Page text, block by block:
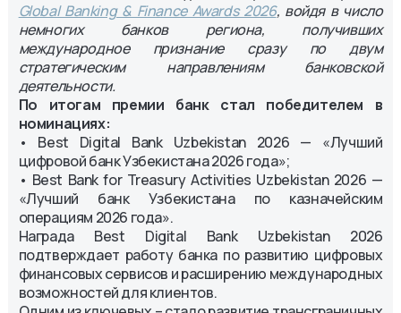
Global Banking & Finance Awards 2026, войдя в число
немногих банков региона, получивших
международное признание сразу по двум
стратегическим направлениям банковской
деятельности.
По итогам премии банк стал победителем в
номинациях:
• Best Digital Bank Uzbekistan 2026 — «Лучший
цифровой банк Узбекистана 2026 года»;
• Best Bank for Treasury Activities Uzbekistan 2026 —
«Лучший банк Узбекистана по казначейским
операциям 2026 года».
Награда Best Digital Bank Uzbekistan 2026
подтверждает работу банка по развитию цифровых
финансовых сервисов и расширению международных
возможностей для клиентов.